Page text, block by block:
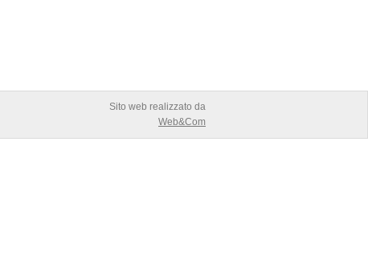
Sito web realizzato da
Web&Com